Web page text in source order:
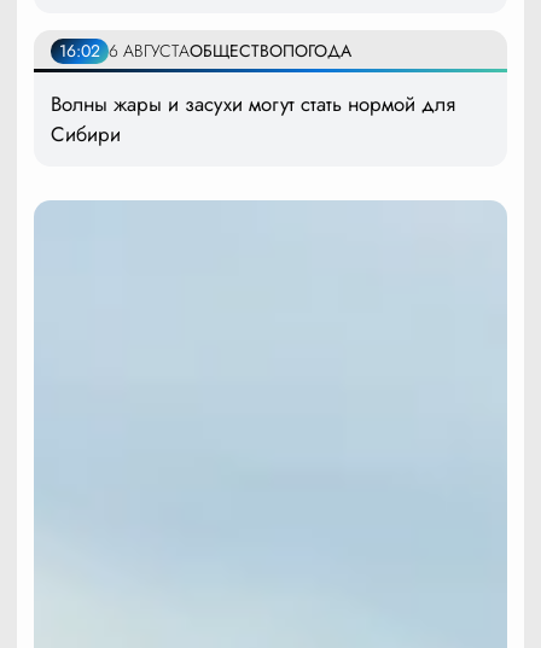
16:02 6 АВГУСТАОБЩЕСТВОПОГОДА
Волны жары и засухи могут стать нормой для
Сибири